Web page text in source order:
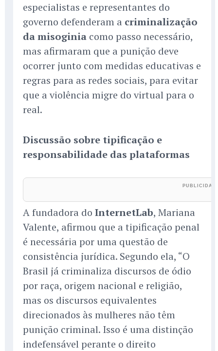
especialistas e representantes do
governo defenderam a criminalização
da misoginia como passo necessário,
mas afirmaram que a punição deve
ocorrer junto com medidas educativas e
regras para as redes sociais, para evitar
que a violência migre do virtual para o
real.
Discussão sobre tipificação e
responsabilidade das plataformas
A fundadora do InternetLab, Mariana
Valente, afirmou que a tipificação penal
é necessária por uma questão de
consistência jurídica. Segundo ela, “O
Brasil já criminaliza discursos de ódio
por raça, origem nacional e religião,
mas os discursos equivalentes
direcionados às mulheres não têm
punição criminal. Isso é uma distinção
indefensável perante o direito